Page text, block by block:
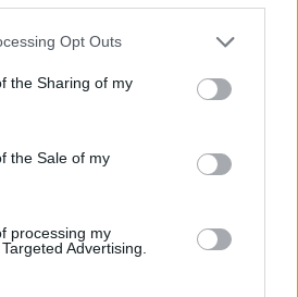
app uses one or more Google
usage behaviour. You may click to
Google and its third-party tags to
specified purposes in below Google
Opt Outs
the Sharing of my
the Sale of my
processing my
Advertising.